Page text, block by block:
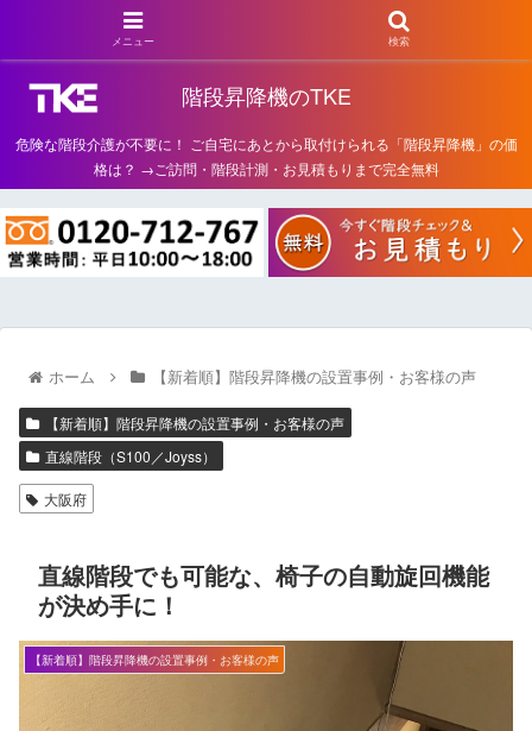
階段昇降機のTKE
危険な階段介護が不要に！ ご自宅にあとから取付けられる「階段昇降機」の価
格は？ →ご訪問・階段計測・お見積もりまで完全無料
ホーム 【新着順】階段昇降機の設置事例・お客様の声
【新着順】階段昇降機の設置事例・お客様の声
直線階段（S100／Joyss）
大阪府
直線階段でも可能な、椅子の自動旋回機能
が決め手に！
【新着順】階段昇降機の設置事例・お客様の声
メニュー 検索